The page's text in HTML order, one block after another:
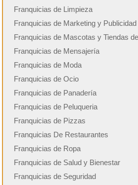
Franquicias de Limpieza
Franquicias de Marketing y Publicidad
Franquicias de Mascotas y Tiendas
Franquicias de Mensajería
Franquicias de Moda
Franquicias de Ocio
Franquicias de Panadería
Franquicias de Peluqueria
Franquicias de Pizzas
Franquicias De Restaurantes
Franquicias de Ropa
Franquicias de Salud y Bienestar
Franquicias de Seguridad